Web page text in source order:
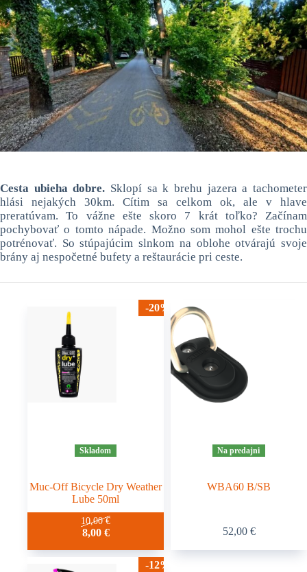
Cesta ubieha dobre. Sklopí sa k brehu jazera a tachometer
hlási nejakých 30km. Cítim sa celkom ok, ale v hlave
preratúvam. To vážne ešte skoro 7 krát toľko? Začínam
pochybovať o tomto nápade. Možno som mohol ešte trochu
potrénovať. So stúpajúcim slnkom na oblohe otvárajú svoje
brány aj nespočetné bufety a reštaurácie pri ceste.
-20%
Skladom
Muc-Off Bicycle Dry Weather
Lube 50ml
10,00€
8,00 €
Na predajni
WBA60 B/SB
52,00 €
-12%